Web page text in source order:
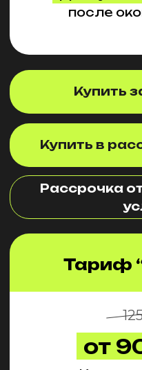
СЛУЖБУ ЗАБОТЫ
Структура и органы
образовательной
ОСНОВНЫЕ СВЕДЕНИЯ
©2025
Индивидуальный
Анна Антоновна
ИНН: 740501636698
Электронная почта:
Расчетный счет:
Название банка: ООО «Банк
БИК: 044525104
Корреспондентский счет:
Лицензия на осуществление
деятельности: №Л035-01235-